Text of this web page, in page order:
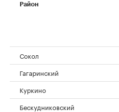
Район
Сокол
Гагаринский
Куркино
Бескудниковский